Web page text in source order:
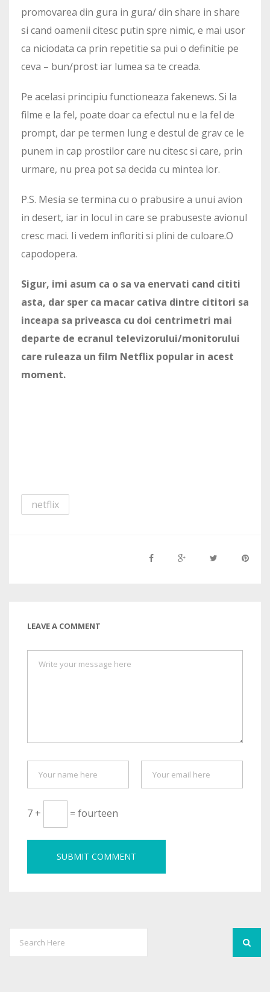
promovarea din gura in gura/ din share in share
si cand oamenii citesc putin spre nimic, e mai usor
ca niciodata ca prin repetitie sa pui o definitie pe
ceva – bun/prost iar lumea sa te creada.
Pe acelasi principiu functioneaza fakenews. Si la
filme e la fel, poate doar ca efectul nu e la fel de
prompt, dar pe termen lung e destul de grav ce le
punem in cap prostilor care nu citesc si care, prin
urmare, nu prea pot sa decida cu mintea lor.
P.S. Mesia se termina cu o prabusire a unui avion
in desert, iar in locul in care se prabuseste avionul
cresc maci. Ii vedem infloriti si plini de culoare.O
capodopera.
Sigur, imi asum ca o sa va enervati cand cititi
asta, dar sper ca macar cativa dintre cititori sa
inceapa sa priveasca cu doi centrimetri mai
departe de ecranul televizorului/monitorului
care ruleaza un film Netflix popular in acest
moment.
netflix
LEAVE A COMMENT
7 + = fourteen